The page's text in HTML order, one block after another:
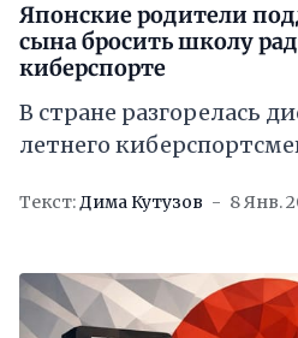
Японские родители
сына бросить школу
киберспорте
В стране разгорелась
летнего
Текст:Дима Кутузов 8 Янв.